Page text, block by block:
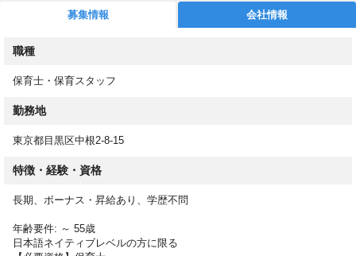
面接対策、書類の添削といった選考対策、給与などの条件交渉や
入職後のフォローも充実しています。
保育業務全般
担任業務、計画作成、書類作成、諸雑務 他
【休日休暇】
4週8休シフト制 有給休暇/出産・育児休暇/介護休暇/看護休暇/傷
【勤務時間】
7:00～19:30の間の月単位変形労働制
募集情報 会社情報
職種
保育士・保育スタッフ
勤務地
東京都目黒区中根2-8-15
特徴・経験・資格
長期、ボーナス・昇給あり、学歴不問
年齢要件: ～ 55歳
日本語ネイティブレベルの方に限る